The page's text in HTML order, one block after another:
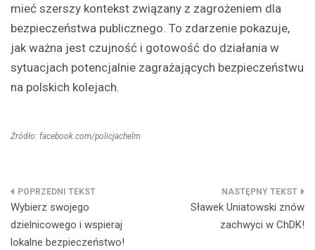
mieć szerszy kontekst związany z zagrożeniem dla
bezpieczeństwa publicznego. To zdarzenie pokazuje,
jak ważna jest czujność i gotowość do działania w
sytuacjach potencjalnie zagrażających bezpieczeństwu
na polskich kolejach.
Źródło: facebook.com/policjachelm
Nawigacja
wpisu
Wybierz swojego
dzielnicowego i wspieraj
lokalne bezpieczeństwo!
Sławek Uniatowski znów
zachwyci w ChDK!